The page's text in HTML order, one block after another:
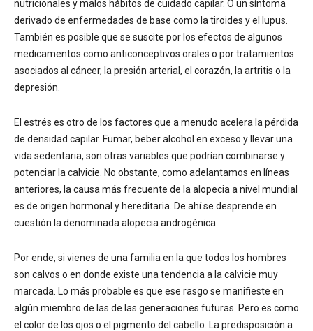
nutricionales y malos hábitos de cuidado capilar. O un síntoma
derivado de enfermedades de base como la tiroides y el lupus.
También es posible que se suscite por los efectos de algunos
medicamentos como anticonceptivos orales o por tratamientos
asociados al cáncer, la presión arterial, el corazón, la artritis o la
depresión.
El estrés es otro de los factores que a menudo acelera la pérdida
de densidad capilar. Fumar, beber alcohol en exceso y llevar una
vida sedentaria, son otras variables que podrían combinarse y
potenciar la calvicie. No obstante, como adelantamos en líneas
anteriores, la causa más frecuente de la alopecia a nivel mundial
es de origen hormonal y hereditaria. De ahí se desprende en
cuestión la denominada alopecia androgénica.
Por ende, si vienes de una familia en la que todos los hombres
son calvos o en donde existe una tendencia a la calvicie muy
marcada. Lo más probable es que ese rasgo se manifieste en
algún miembro de las de las generaciones futuras. Pero es como
el color de los ojos o el pigmento del cabello. La predisposición a